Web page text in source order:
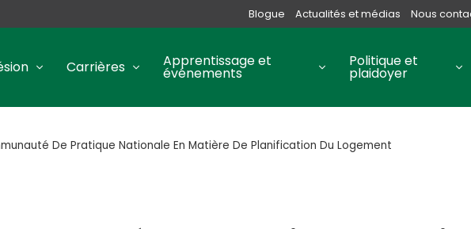
Blogue Actualités et médias Nous
Carrières Apprentissage et
événements
Politique et
plaidoyer
De Pratique Nationale En Matière De Planification Du Logement